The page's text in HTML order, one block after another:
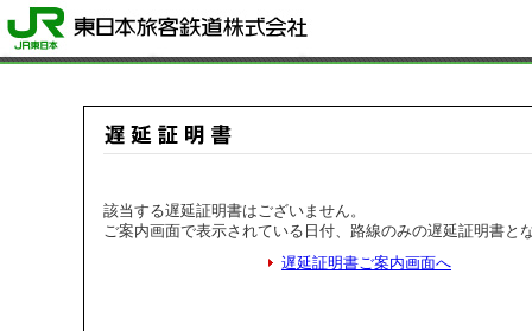
該当する遅延証明書はございません。
ご案内画面で表示されている日付、路線のみの遅延証明書と
遅延証明書ご案内画面へ